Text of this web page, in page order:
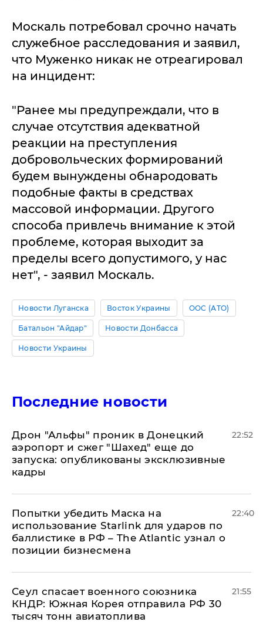
Москаль потребовал срочно начать
служебное расследования и заявил,
что Муженко никак не отреагировал
на инцидент:
"Ранее мы предупреждали, что в
случае отсутствия адекватной
реакции на преступления
добровольческих формирований
будем вынуждены обнародовать
подобные факты в средствах
массовой информации. Другого
способа привлечь внимание к этой
проблеме, которая выходит за
пределы всего допустимого, у нас
нет", - заявил Москаль.
Новости Луганска Восток Украины ООС (АТО)
Батальон "Айдар" Новости Донбасса
Новости Украины
Последние новости
Дрон "Альфы" проник в Донецкий
аэропорт и сжег "Шахед" еще до
запуска: опубликованы эксклюзивные
кадры
22:52
Попытки убедить Маска на
использование Starlink для ударов по
баллистике в РФ – The Atlantic узнал о
позиции бизнесмена
22:40
​Сеул спасает военного союзника
КНДР: Южная Корея отправила РФ 30
тысяч тонн авиатоплива
21:55